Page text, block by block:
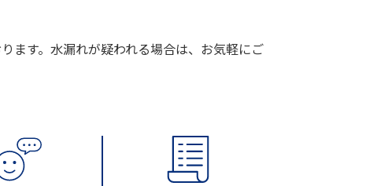
ます。水漏れが疑われる場合は、お気軽にご